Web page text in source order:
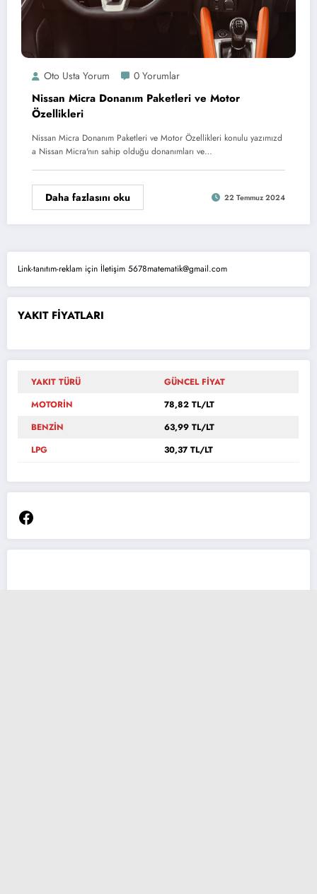
Oto Usta Yorum 0 Yorumlar
Nissan Micra Donanım Paketleri ve Motor
Özellikleri
Nissan Micra Donanım Paketleri ve Motor Özellikleri konulu yazımızd
a Nissan Micra'nın sahip olduğu donanımları ve…
Daha fazlasını oku 22 Temmuz 2024
Link-tanıtım-reklam için İletişim 5678matematik@gmail.com
YAKIT FİYATLARI
YAKIT TÜRÜ
GÜNCEL FİYAT
MOTORİN
78,82 TL/LT
BENZİN
63,99 TL/LT
LPG
30,37 TL/LT
Facebook